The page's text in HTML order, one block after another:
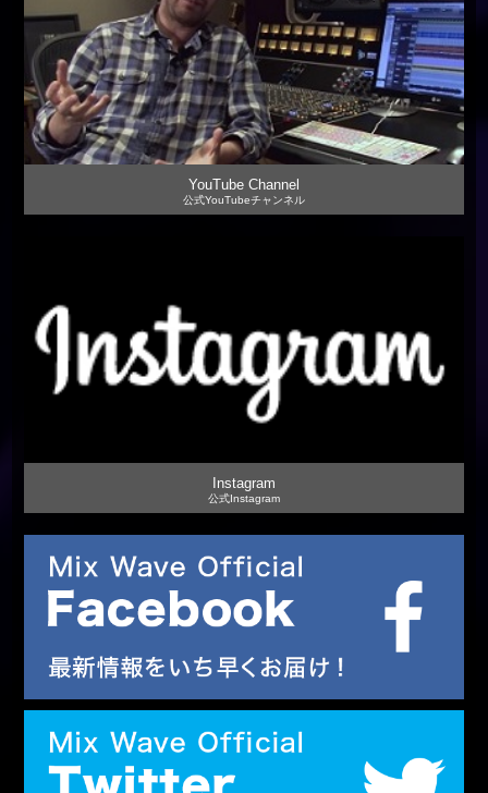
YouTube Channel
公式YouTubeチャンネル
Instagram
公式Instagram